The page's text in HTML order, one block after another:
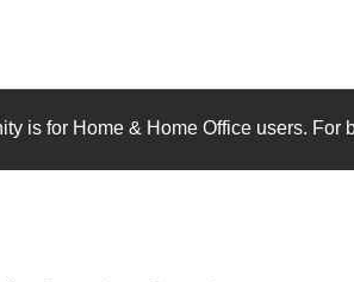
is for Home & Home Office users. For